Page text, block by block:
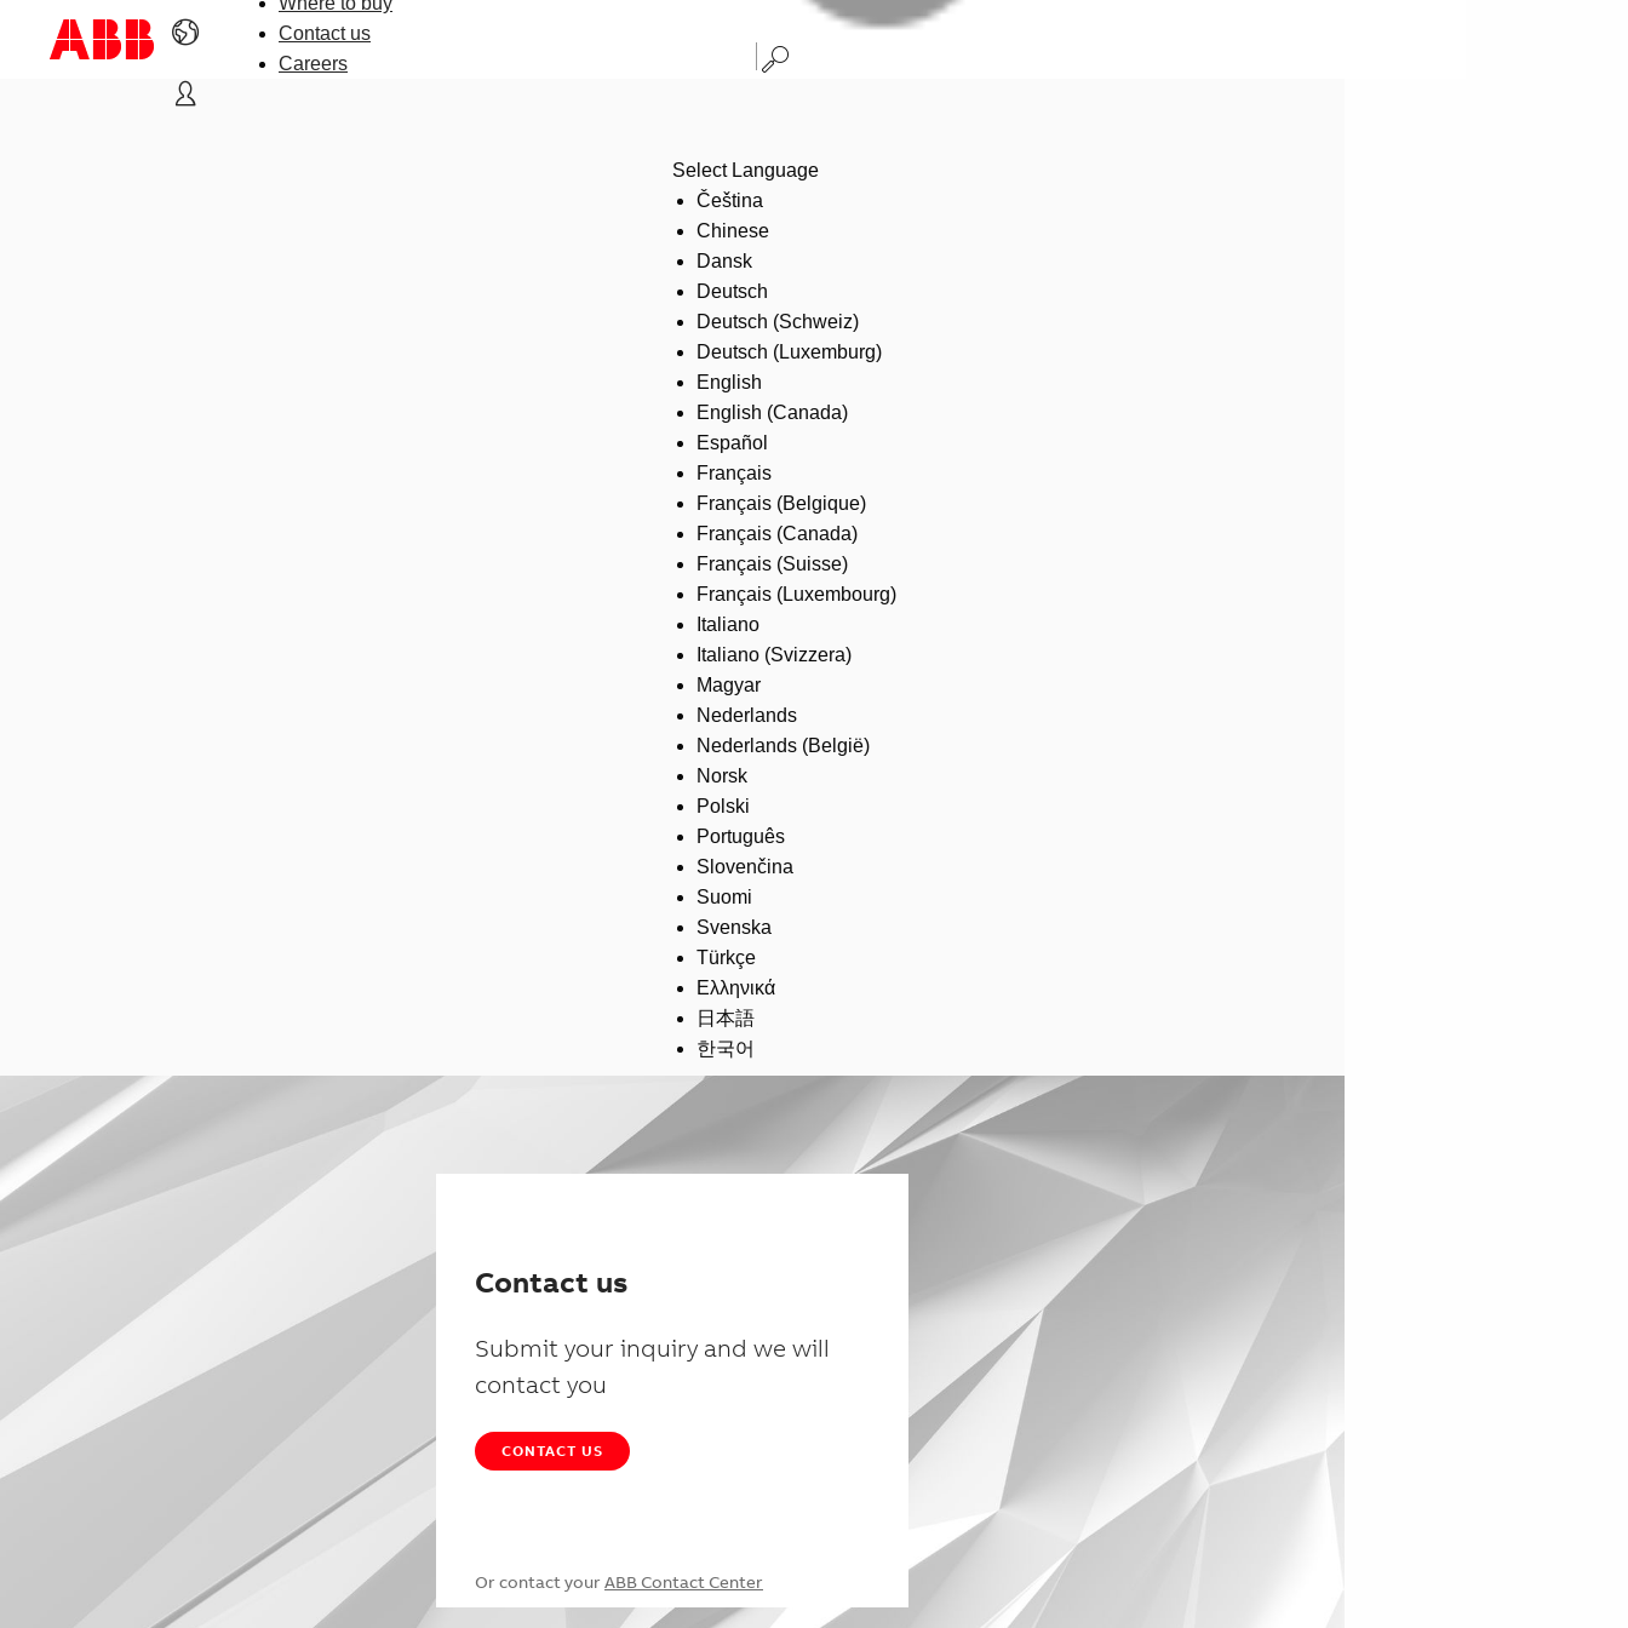
Contact us
Careers
Select Language
Čeština
Chinese
Dansk
Deutsch
Deutsch (Schweiz)
Deutsch (Luxemburg)
English
English (Canada)
Español
Français
Français (Belgique)
Français (Canada)
Français (Suisse)
Français (Luxembourg)
Italiano
Italiano (Svizzera)
Magyar
Nederlands
Nederlands (België)
Norsk
Polski
Português
Slovenčina
Suomi
Svenska
Türkçe
Ελληνικά
日本語
한국어
Contact us
Submit your inquiry and we will
contact you
CONTACT US
Or contact your ABB Contact Center